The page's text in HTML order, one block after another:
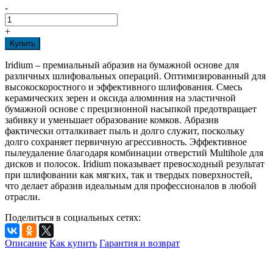
-
+
Купить
Iridium – премиальный абразив на бумажной основе для
различных шлифовальных операций. Оптимизированный для
высокоскоростного и эффективного шлифования. Смесь
керамических зерен и оксида алюминия на эластичной
бумажной основе с прецизионной насыпкой предотвращает
забивку и уменьшает образование комков. Абразив
фактически отталкивает пыль и долго служит, поскольку
долго сохраняет первичную агрессивность. Эффективное
пылеудаление благодаря комбинации отверстий Multihole для
дисков и полосок. Iridium показывает превосходный результат
при шлифовании как мягких, так и твердых поверхностей,
что делает абразив идеальным для профессионалов в любой
отрасли.
Поделиться в социальных сетях:
Описание Как купить Гарантия и возврат